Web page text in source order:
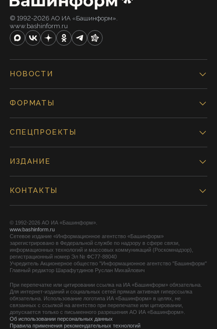
© 1992-2026 АО ИА «Башинформ».
www.bashinform.ru
НОВОСТИ
ФОРМАТЫ
СПЕЦПРОЕКТЫ
ИЗДАНИЕ
КОНТАКТЫ
© 1992-2026 АО ИА «Башинформ».
www.bashinform.ru
Сетевое издание «Информационное агентство «Башинформ»
зарегистрировано в Федеральной службе по надзору в сфере связи,
информационных технологий и массовых коммуникаций (Роскомнадзор),
регистрационный номер Эл № ФС77-88040
Учредитель Акционерное общество "Информационное агентство "Башинформ"
Главный редактор Шарафутдинов Руслан Михайлович
При перепечатке или цитировании ссылка на ИА «Башинформ» обязательна.
Для интернет-изданий и социальных сетей прямая активная гиперссылка
обязательна. Использование логотипа ИА «Башинформ» в целях, не
связанных с ссылкой на агентство при перепечатке или цитировании,
допускается только с письменного разрешения АО ИА «Башинформ».
Об использовании персональных данных
Правила применения рекомендательных технологий